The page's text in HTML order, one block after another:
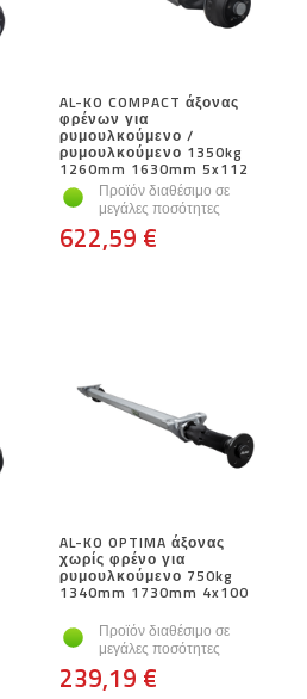
AL-KO COMPACT άξονας
φρένων για
ρυμουλκούμενο /
ρυμουλκούμενο 1350kg
1260mm 1630mm 5x112
Προϊόν διαθέσιμο σε
μεγάλες ποσότητες
622,59 €
AL-KO OPTIMA άξονας
χωρίς φρένο για
ρυμουλκούμενο 750kg
1340mm 1730mm 4x100
Προϊόν διαθέσιμο σε
μεγάλες ποσότητες
239,19 €